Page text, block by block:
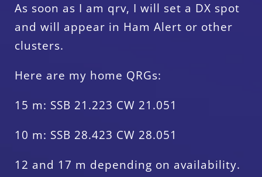
As soon as I am qrv, I will set a DX spot
and will appear in Ham Alert or other
clusters.
Here are my home QRGs:
15 m: SSB 21.223 CW 21.051
10 m: SSB 28.423 CW 28.051
12 and 17 m depending on availability.